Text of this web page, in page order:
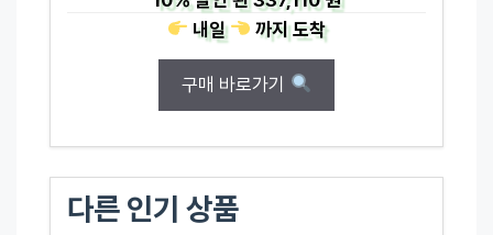
내일
까지도착
구매 바로가기
다른 인기 상품